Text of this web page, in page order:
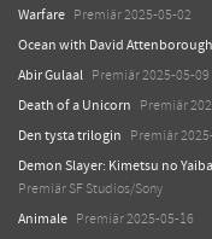
Warfare Premiär 2025-05-02
Ocean with David Attenborough
Abir Gulaal Premiär 2025-05-09
Death of a Unicorn Premiär
Den tysta trilogin Premiär
Demon Slayer: Kimetsu no
Premiär SF Studios/Sony
Animale Premiär 2025-05-16